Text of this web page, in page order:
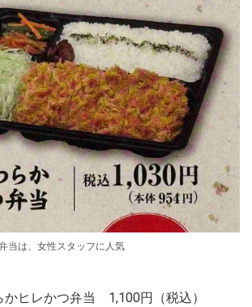
当は、女性スタッフに人気
かヒレかつ弁当 1,100円（税込）